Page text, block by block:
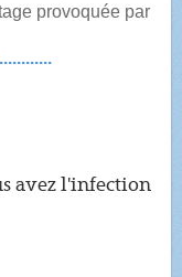
provoquée par
avez l'infection